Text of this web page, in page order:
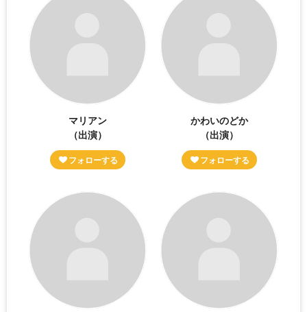
マリアン
（出演）
かわいのどか
（出演）